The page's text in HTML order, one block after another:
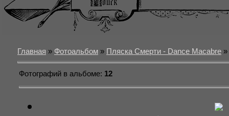
Главная » Фотоальбом » Пляска Смерти - Dance Macabre
Фотографий в альбоме: 12